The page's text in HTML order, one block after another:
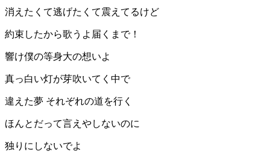
消えたくて逃げたくて震えてるけど
約束したから歌うよ届くまで！
響け僕の等身大の想いよ
真っ白い灯が芽吹いてく中で
違えた夢 それぞれの道を行く
ほんとだって言えやしないのに
独りにしないでよ